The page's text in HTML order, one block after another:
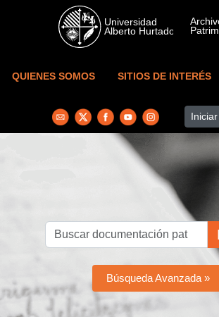
Skip to main content
QUIENES SOMOS SITIOS DE INTERÉS
Búsqueda Avanzada »